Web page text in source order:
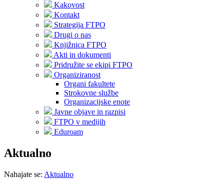
Kakovost
Kontakt
Strategija FTPO
Drugi o nas
Knjižnica FTPO
Akti in dokumenti
Pridružite se ekipi FTPO
Organiziranost
Organi fakultete
Strokovne službe
Organizacijske enote
Javne objave in razpisi
FTPO v medijih
Eduroam
Aktualno
Nahajate se: Aktualno